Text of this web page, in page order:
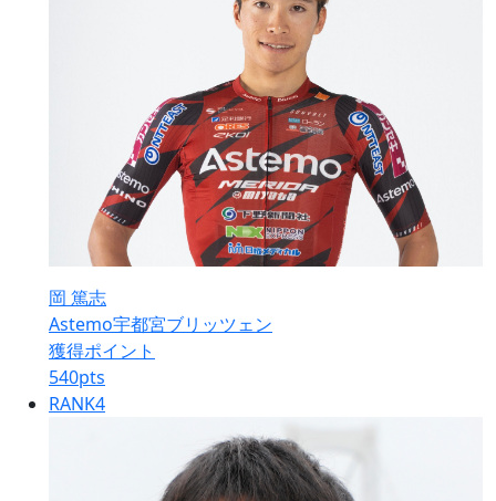
岡 篤志
Astemo宇都宮ブリッツェン
獲得ポイント
540pts
RANK4